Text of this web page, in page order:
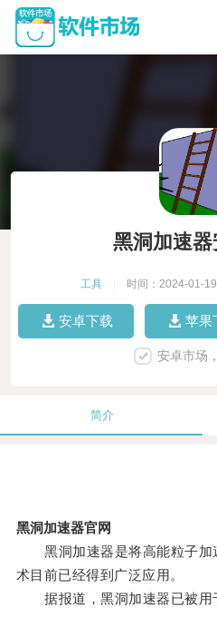
黑洞加速
工具 时间：2024-01-19
安卓下载 苹果
安卓市场
简介
黑洞加速器官网
黑洞加速器是将高能粒子加
术目前已经得到广泛应用。
据报道，黑洞加速器已被用